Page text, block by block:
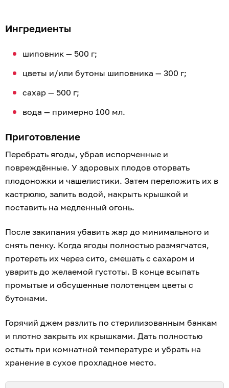
Ингредиенты
шиповник — 500 г;
цветы и/или бутоны шиповника — 300 г;
сахар — 500 г;
вода — примерно 100 мл.
Приготовление
Перебрать ягоды, убрав испорченные и
повреждённые. У здоровых плодов оторвать
плодоножки и чашелистики. Затем переложить их в
кастрюлю, залить водой, накрыть крышкой и
поставить на медленный огонь.
После закипания убавить жар до минимального и
снять пенку. Когда ягоды полностью размягчатся,
протереть их через сито, смешать с сахаром и
уварить до желаемой густоты. В конце всыпать
промытые и обсушенные полотенцем цветы с
бутонами.
Горячий джем разлить по стерилизованным банкам
и плотно закрыть их крышками. Дать полностью
остыть при комнатной температуре и убрать на
хранение в сухое прохладное место.